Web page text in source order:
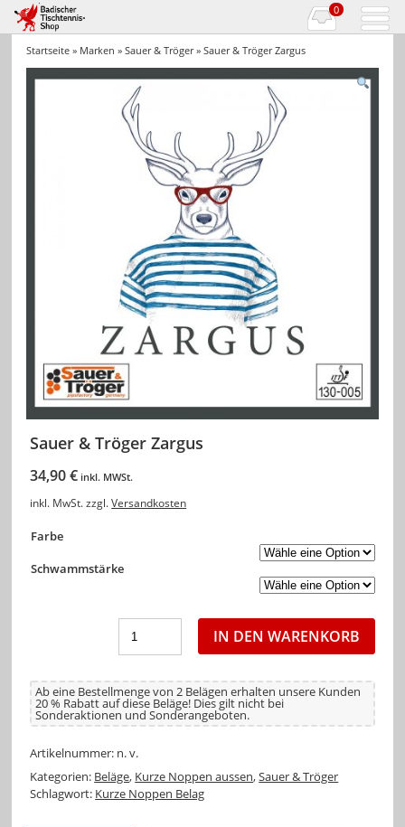
0
Startseite » Marken »Sauer & Tröger» Sauer & Tröger Zargus
Sauer & Tröger Zargus
34,90€ inkl. MWSt.
inkl. MwSt. zzgl.Versandkosten
Farbe
Schwammstärke
IN DEN WARENKORB
Ab eine Bestellmenge von 2 Belägen erhalten unsere Kunden
20 % Rabatt auf diese Beläge! Dies gilt nicht bei
Sonderaktionen und Sonderangeboten.
Artikelnummer: n. v.
Kategorien: Beläge, Kurze Noppen aussen,Sauer & Tröger
Schlagwort: Kurze Noppen Belag